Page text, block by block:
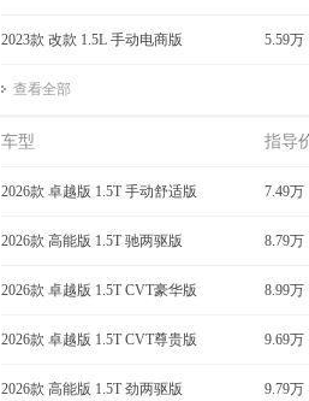
2023款 改款 1.5L 手动电商版 5.59万
查看全部
车型 指导
2026款 卓越版 1.5T 手动舒适版 7.49万
2026款 高能版 1.5T 驰两驱版 8.79万
2026款 卓越版 1.5T CVT豪华版 8.99万
2026款 卓越版 1.5T CVT尊贵版 9.69万
2026款 高能版 1.5T 劲两驱版 9.79万